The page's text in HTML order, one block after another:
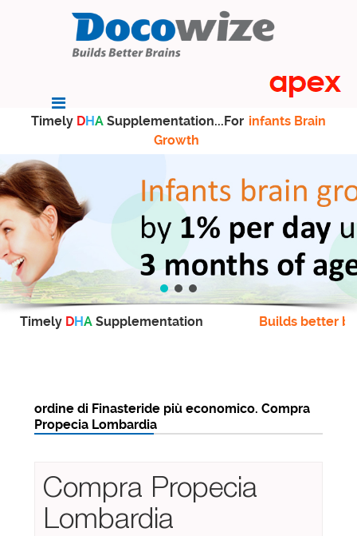
Timely DHA Supplementation...For infants Brain
Growth
Timely DHA Supplementation Builds better
ordine di Finasteride più economico. Compra
Propecia Lombardia
Compra Propecia
Lombardia